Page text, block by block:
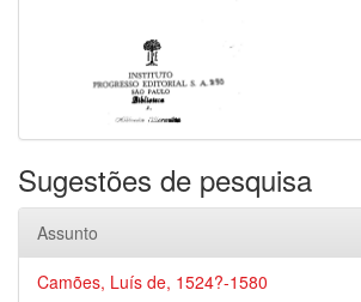
Sugestões de pesquisa
Assunto
Camões, Luís de, 1524?-1580